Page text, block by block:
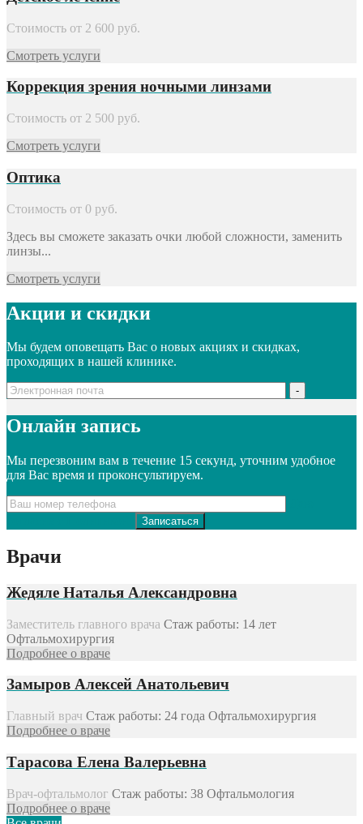
Стоимость от 2 600 руб.
Смотреть услуги
Коррекция зрения ночными линзами
Стоимость от 2 500 руб.
Смотреть услуги
Оптика
Стоимость от 0 руб.
Здесь вы сможете заказать очки любой сложности, заменить
линзы...
Смотреть услуги
Акции и скидки
Мы будем оповещать Вас о новых акциях и скидках,
проходящих в нашей клинике.
Онлайн запись
Мы перезвоним вам в течение 15 секунд, уточним удобное
для Вас время и проконсультируем.
Врачи
Жедяле Наталья Александровна
Заместитель главного врача Стаж работы: 14 лет
Офтальмохирургия
Подробнее о враче
Замыров Алексей Анатольевич
Главный врач Стаж работы: 24 года Офтальмохирургия
Подробнее о враче
Тарасова Елена Валерьевна
Врач-офтальмолог Стаж работы: 38 Офтальмология
Подробнее о враче